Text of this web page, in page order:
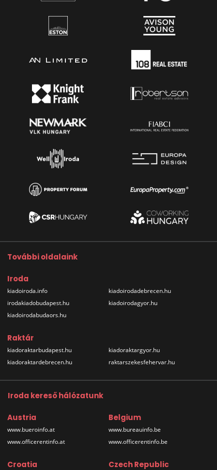
További oldalaink
Iroda
kiadoiroda.info
irodakiadobudapest.hu
kiadoirodabudaors.hu
kiadoirodadebrecen.hu
kiadoirodagyor.hu
Raktár
kiadoraktarbudapest.hu
kiadoraktardebrecen.hu
kiadoraktargyor.hu
raktarszekesfehervar.hu
Iroda kereső hálózatunk
Austria
www.bueroinfo.at
www.officerentinfo.at
Belgium
www.bureauinfo.be
www.officerentinfo.be
Croatia Czech Republic